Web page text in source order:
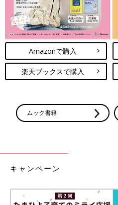
Amazonで購入
楽天ブックスで購入
ムック書籍
キャンペーン